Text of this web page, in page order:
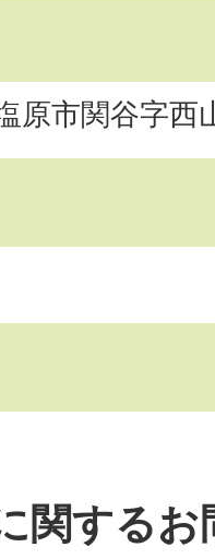
原市関谷字西
関する